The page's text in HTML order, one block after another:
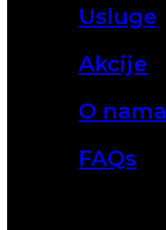
Usluge
Akcije
O nama
FAQs